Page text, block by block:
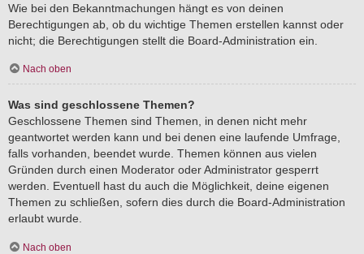
Wie bei den Bekanntmachungen hängt es von deinen
Berechtigungen ab, ob du wichtige Themen erstellen kannst oder
nicht; die Berechtigungen stellt die Board-Administration ein.
Nach oben
Was sind geschlossene Themen?
Geschlossene Themen sind Themen, in denen nicht mehr
geantwortet werden kann und bei denen eine laufende Umfrage,
falls vorhanden, beendet wurde. Themen können aus vielen
Gründen durch einen Moderator oder Administrator gesperrt
werden. Eventuell hast du auch die Möglichkeit, deine eigenen
Themen zu schließen, sofern dies durch die Board-Administration
erlaubt wurde.
Nach oben